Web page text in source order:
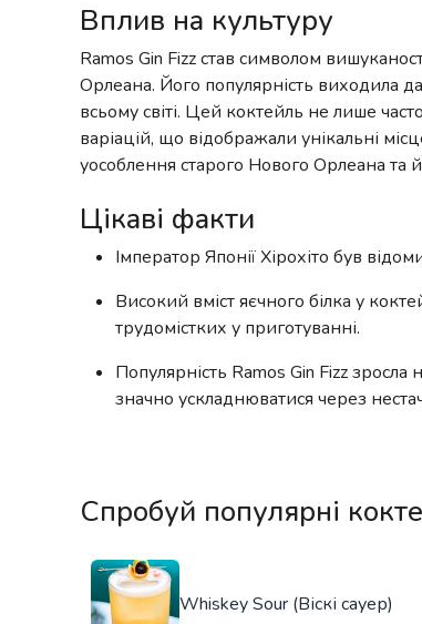
Вплив на культуру
Ramos Gin Fizz став символом
Орлеана. Його популярність виходила
всьому світі. Цей коктейль не лише
варіацій, що відображали унікальні
уособлення старого Нового Орлеана та
Цікаві факти
Імператор Японії Хірохіто був
Високий вміст яєчного білка у
трудомістких у приготуванні.
Популярність Ramos Gin Fizz зросла
значно ускладнюватися через
Спробуй популярні
Whiskey Sour (Віскі сауер)